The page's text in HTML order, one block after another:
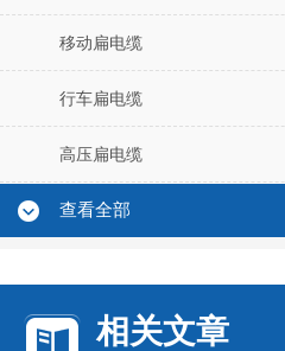
移动扁电缆
行车扁电缆
高压扁电缆
查看全部
相关文章